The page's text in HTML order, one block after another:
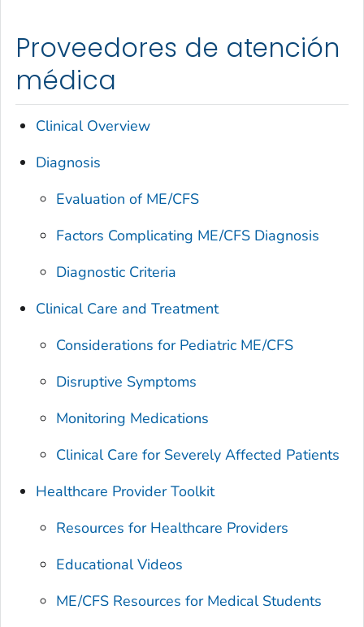
Proveedores de atención
médica
Clinical Overview
Diagnosis
Evaluation of ME/CFS
Factors Complicating ME/CFS Diagnosis
Diagnostic Criteria
Clinical Care and Treatment
Considerations for Pediatric ME/CFS
Disruptive Symptoms
Monitoring Medications
Clinical Care for Severely Affected Patients
Healthcare Provider Toolkit
Resources for Healthcare Providers
Educational Videos
ME/CFS Resources for Medical Students